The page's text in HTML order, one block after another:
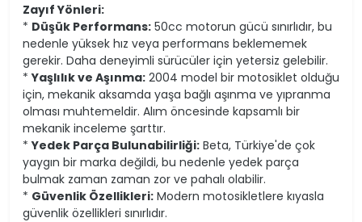
Zayıf Yönleri:
* Düşük Performans: 50cc motorun gücü sınırlıdır, bu
nedenle yüksek hız veya performans beklememek
gerekir. Daha deneyimli sürücüler için yetersiz gelebilir.
*Yaşlılık ve Aşınma: 2004 model bir motosiklet olduğu
için, mekanik aksamda yaşa bağlı aşınma ve yıpranma
olması muhtemeldir. Alım öncesinde kapsamlı bir
mekanik inceleme şarttır.
*Yedek Parça Bulunabilirliği: Beta, Türkiye'de çok
yaygın bir marka değildi, bu nedenle yedek parça
bulmak zaman zaman zor ve pahalı olabilir.
* Güvenlik Özellikleri: Modern motosikletlere kıyasla
güvenlik özellikleri sınırlıdır.